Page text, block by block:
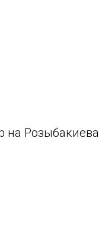
на Розыбакиева